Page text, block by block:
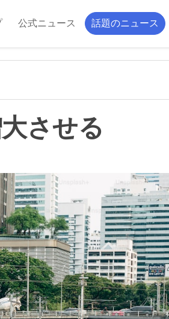
公式ニュース 話題のニュース
させる